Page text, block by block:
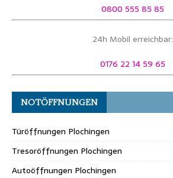
0800 555 85 85
24h Mobil erreichbar:
0176 22 14 59 65
NOTÖFFNUNGEN
Türöffnungen Plochingen
Tresoröffnungen Plochingen
Autoöffnungen Plochingen